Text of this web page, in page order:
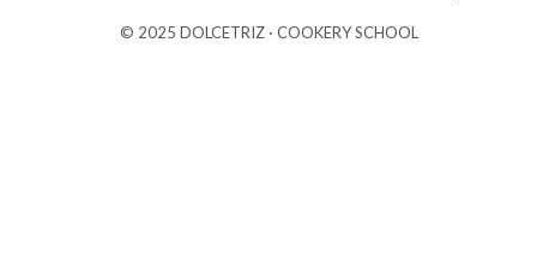
© 2025 DOLCETRIZ · COOKERY SCHOOL